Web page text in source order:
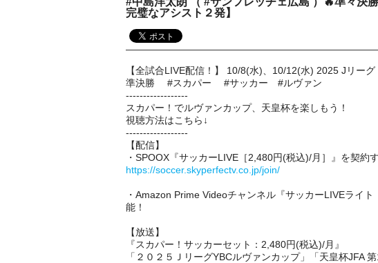
完璧なアシスト２発】
【全試合LIVE配信！】 10/8(水)、10/12(水) 2025 Jリー
準決勝 #スカパー #サッカー #ルヴァン
------------------
スカパー！でルヴァンカップ、天皇杯を楽しもう！
視聴方法はこちら↓
------------------
【配信】
・SPOOX『サッカーLIVE［2,480円(税込)/月］』を契約
https://soccer.skyperfectv.co.jp/join/
・Amazon Prime Videoチャンネル『サッカーLIVEライ
能！
【放送】
『スカパー！サッカーセット：2,480円(税込)/月』
「２０２５ＪリーグYBCルヴァンカップ」「天皇杯JFA